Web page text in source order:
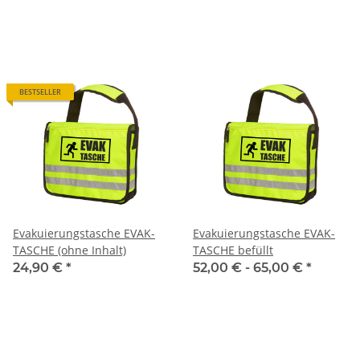
BESTSELLER
Evakuierungstasche EVAK-
TASCHE (ohne Inhalt)
24,90 € *
Evakuierungstasche EVAK-
TASCHE befüllt
52,00 € - 65,00 € *